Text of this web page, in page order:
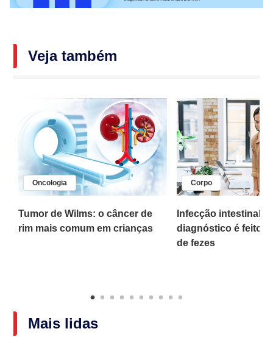
Veja também
Oncologia
Tumor de Wilms: o câncer de
rim mais comum em crianças
Corpo
Infecção intestinal
diagnóstico é feito
de fezes
Mais lidas